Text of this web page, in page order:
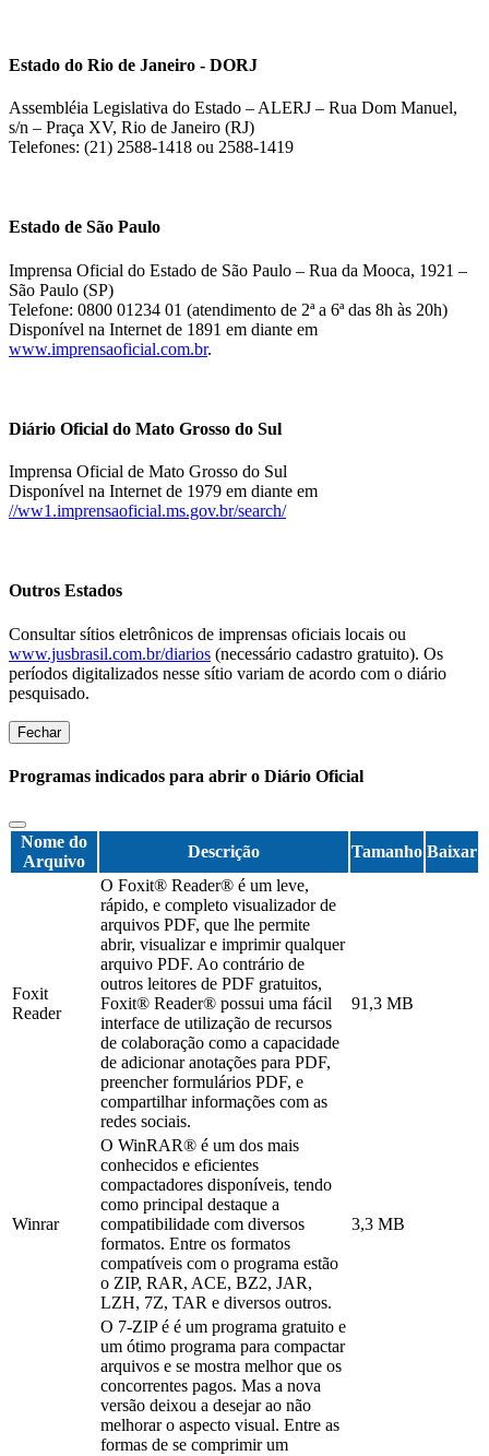
Estado do Rio de Janeiro - DORJ
Assembléia Legislativa do Estado – ALERJ – Rua Dom Manuel,
s/n – Praça XV, Rio de Janeiro (RJ)
Telefones: (21) 2588-1418 ou 2588-1419
Estado de São Paulo
Imprensa Oficial do Estado de São Paulo – Rua da Mooca, 1921 –
São Paulo (SP)
Telefone: 0800 01234 01 (atendimento de 2ª a 6ª das 8h às 20h)
Disponível na Internet de 1891 em diante em
www.imprensaoficial.com.br.
Diário Oficial do Mato Grosso do Sul
Imprensa Oficial de Mato Grosso do Sul
Disponível na Internet de 1979 em diante em
//ww1.imprensaoficial.ms.gov.br/search/
Outros Estados
Consultar sítios eletrônicos de imprensas oficiais locais ou
www.jusbrasil.com.br/diarios (necessário cadastro gratuito). Os
períodos digitalizados nesse sítio variam de acordo com o diário
pesquisado.
Fechar
Programas indicados para abrir o Diário Oficial
Nome do
Arquivo
Descrição Tamanho Baixar
Foxit
Reader
O Foxit® Reader® é um leve,
rápido, e completo visualizador de
arquivos PDF, que lhe permite
abrir, visualizar e imprimir qualquer
arquivo PDF. Ao contrário de
outros leitores de PDF gratuitos,
Foxit® Reader® possui uma fácil
interface de utilização de recursos
de colaboração como a capacidade
de adicionar anotações para PDF,
preencher formulários PDF, e
compartilhar informações com as
redes sociais.
91,3 MB
Winrar
O WinRAR® é um dos mais
conhecidos e eficientes
compactadores disponíveis, tendo
como principal destaque a
compatibilidade com diversos
formatos. Entre os formatos
compatíveis com o programa estão
o ZIP, RAR, ACE, BZ2, JAR,
LZH, 7Z, TAR e diversos outros.
3,3 MB
O 7-ZIP é é um programa gratuito e
um ótimo programa para compactar
arquivos e se mostra melhor que os
concorrentes pagos. Mas a nova
versão deixou a desejar ao não
melhorar o aspecto visual. Entre as
formas de se comprimir um